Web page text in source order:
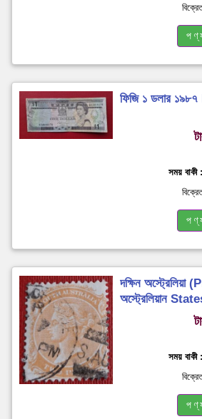
ফিজি ১ ডলার
সময় বাকী
দক্ষিন
অস্ট্রেলিয়ান
সময় বাকী